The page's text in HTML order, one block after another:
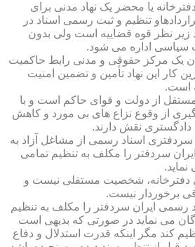
دفترخانه یا محضر یک نهاد مدنی برای
تنظیم و ثبت رسمی اسناد در
زیر نظر قوه قضاییه است ولی بدون
سیاسی اداره می شود.
یک مرکز حقوقی و مدنی رابط حاکمیت
کار این نهاد تأمین و تضمین امنیت
است.
مستقل از دولت و قوای حاکم است و با
از وقوع نزاع های بی مورد و کاهش
نقش دارند.
سردفتری اسناد رسمی از مشاغل آزاد به
سردفتر را مکلف به تنظیم تمامی
شخصیت مستقلی نیست و
برخوردار نیست.
اسناد رسمی ایران سردفتر را مکلف به تنظیم
می نماید در صورتی که بدیهی است
کند مگر اینکه قدرت استدلال و دفاع